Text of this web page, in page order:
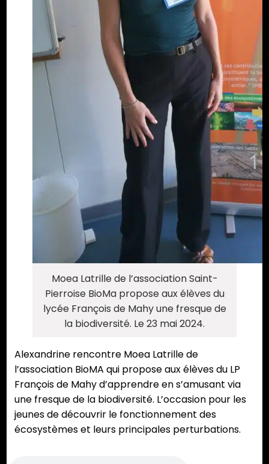
Moea Latrille de l’association Saint-
Pierroise BioMa propose aux élèves du
lycée François de Mahy une fresque de
la biodiversité. Le 23 mai 2024.
Alexandrine rencontre Moea Latrille de
l’association BioMA qui propose aux élèves du LP
François de Mahy d’apprendre en s’amusant via
une fresque de la biodiversité. L’occasion pour les
jeunes de découvrir le fonctionnement des
écosystèmes et leurs principales perturbations.